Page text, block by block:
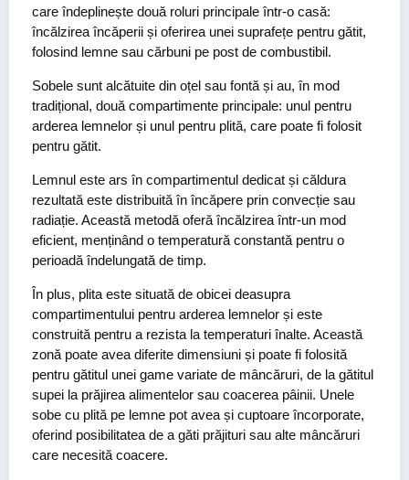
care îndeplinește două roluri principale într-o casă:
încălzirea încăperii și oferirea unei suprafețe pentru gătit,
folosind lemne sau cărbuni pe post de combustibil.
Sobele sunt alcătuite din oțel sau fontă și au, în mod
tradițional, două compartimente principale: unul pentru
arderea lemnelor și unul pentru plită, care poate fi folosit
pentru gătit.
Lemnul este ars în compartimentul dedicat și căldura
rezultată este distribuită în încăpere prin convecție sau
radiație. Această metodă oferă încălzirea într-un mod
eficient, menținând o temperatură constantă pentru o
perioadă îndelungată de timp.
În plus, plita este situată de obicei deasupra
compartimentului pentru arderea lemnelor și este
construită pentru a rezista la temperaturi înalte. Această
zonă poate avea diferite dimensiuni și poate fi folosită
pentru gătitul unei game variate de mâncăruri, de la gătitul
supei la prăjirea alimentelor sau coacerea pâinii. Unele
sobe cu plită pe lemne pot avea și cuptoare încorporate,
oferind posibilitatea de a găti prăjituri sau alte mâncăruri
care necesită coacere.